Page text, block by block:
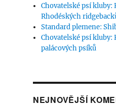
Chovatelské psí kluby:
Rhodéských
Standard plemene:
Chovatelské psí kluby:
palácových psíků
NEJNOVĚJŠÍ